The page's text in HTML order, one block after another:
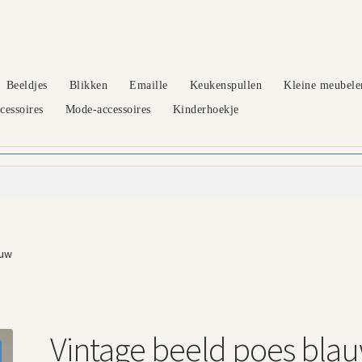
Beeldjes Blikken Emaille Keukenspullen
Kleine
Mode-accessoires Kinderhoekje
Vintage beeld poes